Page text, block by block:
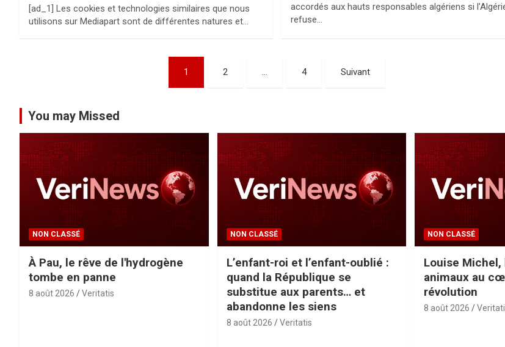
[ad_1] Les cookies et technologies similaires que nous
utilisons sur Mediapart sont de différentes natures et…
accordés aux hauts responsables algériens si
refuse…
g
n
i
o
n
1 2 … 4 Suivant
You may Missed
NON CLASSÉ
À Pau, le rêve de l'hydrogène
tombe en panne
8 août 2026 Veritatis
NON CLASSÉ
L’enfant-roi et l’enfant-oublié :
quand la République se
substitue aux parents… et
abandonne les siens
8 août 2026 Veritatis
NON CLASSÉ
Louise Michel,
animaux au
révolution
8 août 2026